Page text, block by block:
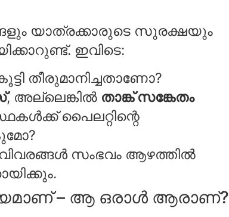
യാത്രക്കാരുടെ സുരക്ഷയും
ഇവിടെ:
തീരുമാനിച്ചതാണോ?
, അല്ലെങ്കിൽ താങ്ക് സങ്കേതം
പൈലറ്റിന്റെ
വിവരങ്ങൾ സംഭവം ആഴത്തിൽ
– ആ ഒരാൾ ആരാണ്?